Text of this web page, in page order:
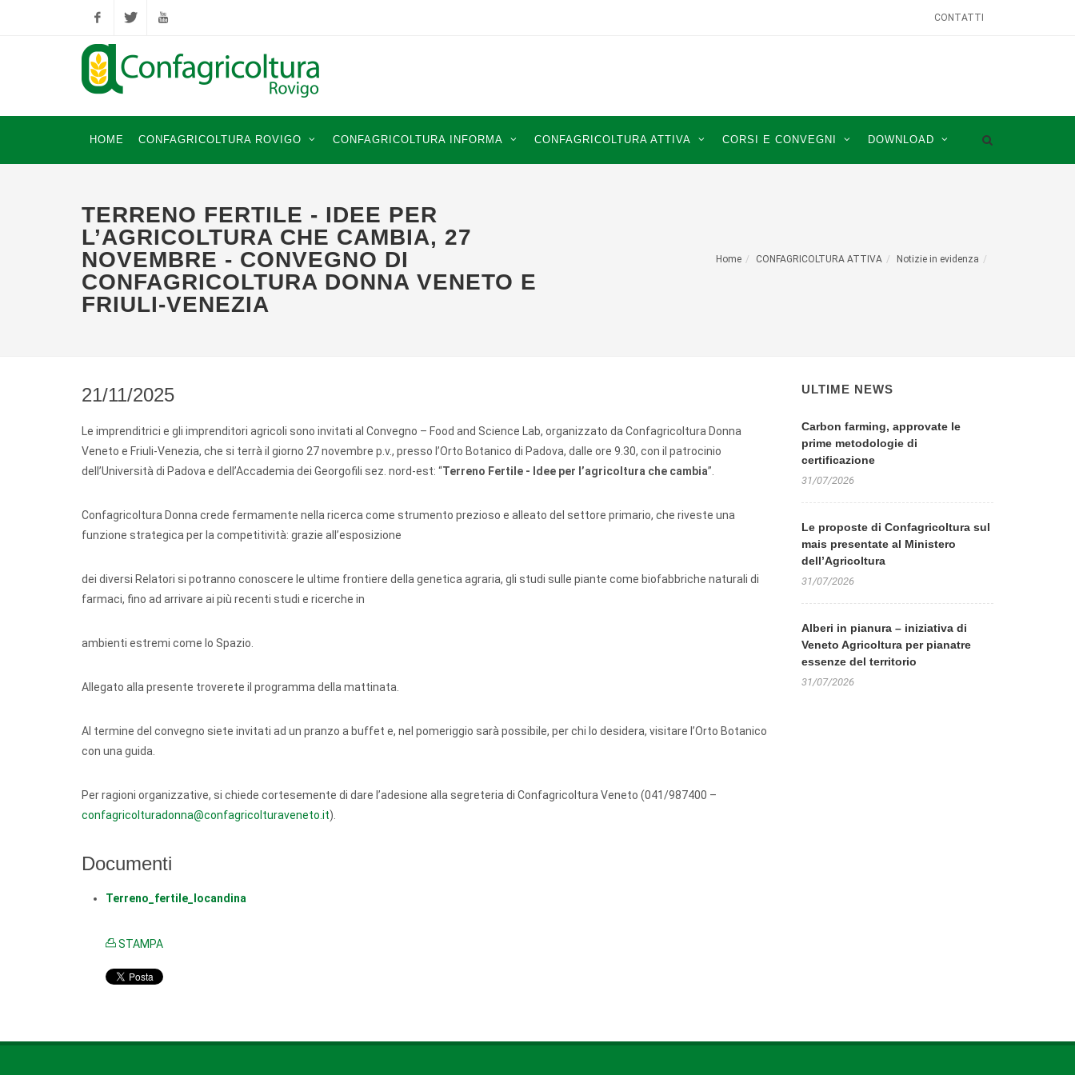
FacebookTwitter YouTube
CONTATTI
HOME CONFAGRICOLTURA ROVIGO CONFAGRICOLTURA INFORMA CONFAGRICOLTURA ATTIVA CORSI E CONVEGNI DOWNLOAD
TERRENO FERTILE - IDEE PER
L’AGRICOLTURA CHE CAMBIA, 27
NOVEMBRE - CONVEGNO DI
CONFAGRICOLTURA DONNA VENETO E
FRIULI-VENEZIA
Home CONFAGRICOLTURA ATTIVA Notizie in evidenza
21/11/2025
Le imprenditrici e gli imprenditori agricoli sono invitati al Convegno – Food and Science Lab, organizzato da Confagricoltura Donna
Veneto e Friuli-Venezia, che si terrà il giorno 27 novembre p.v., presso l’Orto Botanico di Padova, dalle ore 9.30, con il patrocinio
dell’Università di Padova e dell’Accademia dei Georgofili sez. nord-est: “Terreno Ferti le - Idee per l’agricoltura che cambia”.
Confagricoltura Donna crede fermamente nella ricerca come strumento prezioso e alleato del settore primario, che riveste una
funzione strategica per la competitività: grazie all’esposizione
dei diversi Relatori si potranno conoscere le ultime frontiere della genetica agraria, gli studi sulle piante come biofabbriche naturali di
farmaci, fino ad arrivare ai più recenti studi e ricerche in
ambienti estremi come lo Spazio.
Allegato alla presente troverete il programma della mattinata.
Al termine del convegno siete invitati ad un pranzo a buffet e, nel pomeriggio sarà possibile, per chi lo desidera, visitare l’Orto Botanico
con una guida.
Per ragioni organizzative, si chiede cortesemente di dare l’adesione alla segreteria di Confagricoltura Veneto (041/987400 –
confagricolturadonna@confagricolturaveneto.it).
Documenti
Terreno_fertile_locandina
STAMPA
ULTIME NEWS
Carbon farming, approvate le
prime metodologie di
certificazione
31/07/2026
Le proposte di Confagricoltura sul
mais presentate al Ministero
dell’Agricoltura
31/07/2026
Alberi in pianura – iniziativa di
Veneto Agricoltura per pianatre
essenze del territorio
31/07/2026